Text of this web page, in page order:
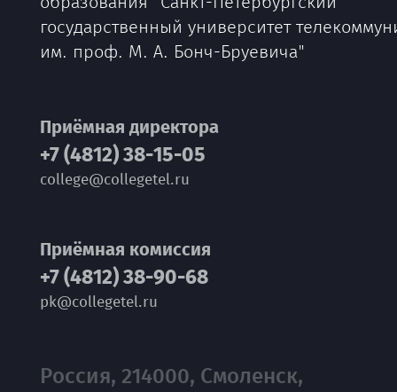
государственный университет
им. проф. М. А. Бонч-Бруевича"
Приёмная директора
+7 (4812) 38-15-05
college@collegetel.ru
Приёмная комиссия
+7 (4812) 38-90-68
pk@collegetel.ru
Россия, 214000, Смоленск,